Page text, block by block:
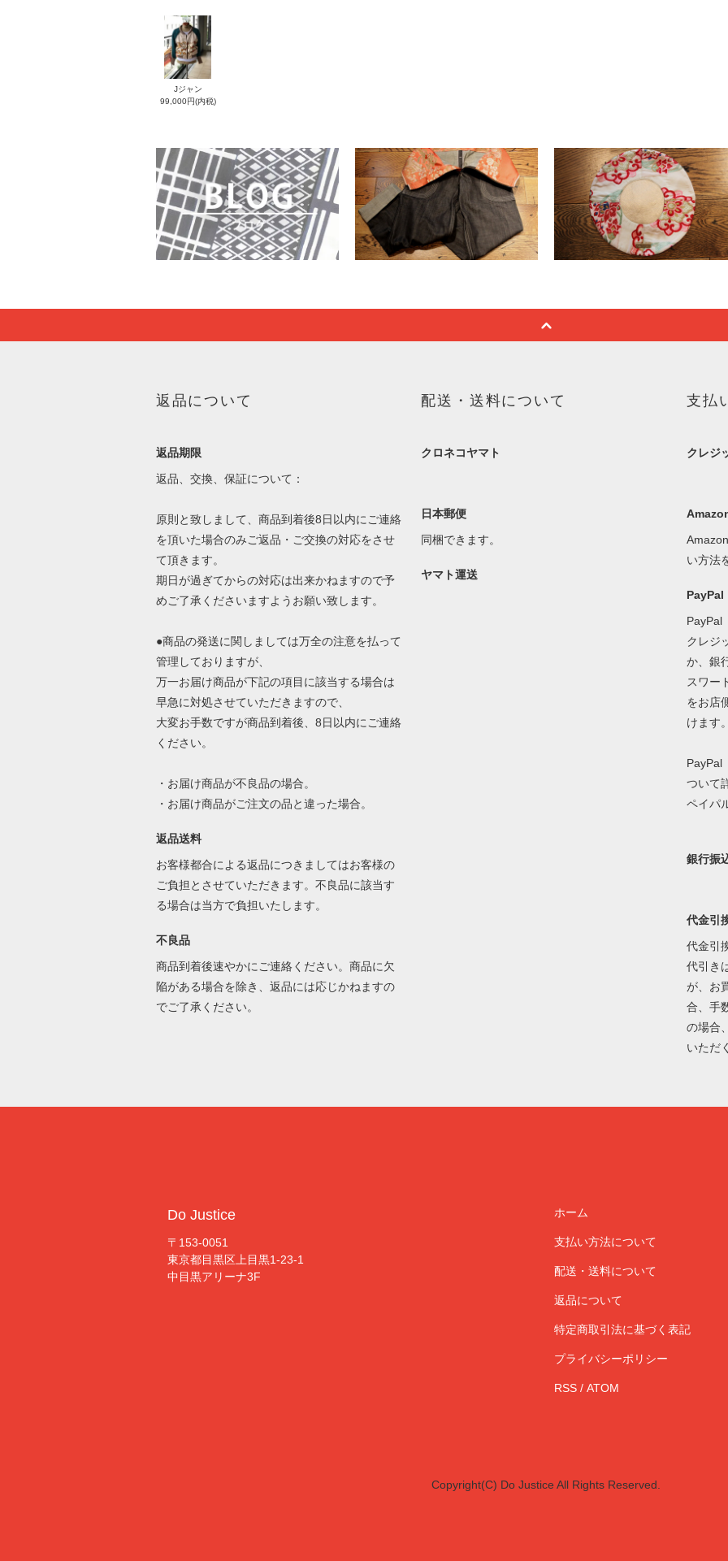
Jジャン
99,000円(内税)
返品について
返品期限
返品、交換、保証について：
原則と致しまして、商品到着後8日以内にご連絡
を頂いた場合のみご返品・ご交換の対応をさせ
て頂きます。
期日が過ぎてからの対応は出来かねますので予
めご了承くださいますようお願い致します。
●商品の発送に関しましては万全の注意を払って
管理しておりますが、
万一お届け商品が下記の項目に該当する場合は
早急に対処させていただきますので、
大変お手数ですが商品到着後、8日以内にご連絡
ください。
・お届け商品が不良品の場合。
・お届け商品がご注文の品と違った場合。
返品送料
お客様都合による返品につきましてはお客様の
ご負担とさせていただきます。不良品に該当す
る場合は当方で負担いたします。
不良品
商品到着後速やかにご連絡ください。商品に欠
陥がある場合を除き、返品には応じかねますの
でご了承ください。
配送・送料について
クロネコヤマト
日本郵便
同梱できます。
ヤマト運送
支払
クレジ
い方法
PayPal
PayPal
クレジ
か、銀
スワー
をお店
けます
PayPal
ついて
ペイパ
銀行振
代金引
代金引
代引き
が、お
合、手
の場合
いただ
Do Justice
〒153-0051
東京都目黒区上目黒1-23-1
中目黒アリーナ3F
ホーム
支払い方法について
配送・送料について
返品について
特定商取引法に基づく表記
プライバシーポリシー
RSS/ ATOM
Copyright(C) Do Justice All Rights Reserved.